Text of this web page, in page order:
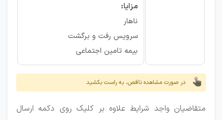
مزایا:
ناهار
سرویس رفت و برگشت
بیمه تامین اجتماعی
در صورت مشاهده ناقص، به راست بکشید
متقاضیان واجد شرایط علاوه بر کلیک روی دکمه ارسال